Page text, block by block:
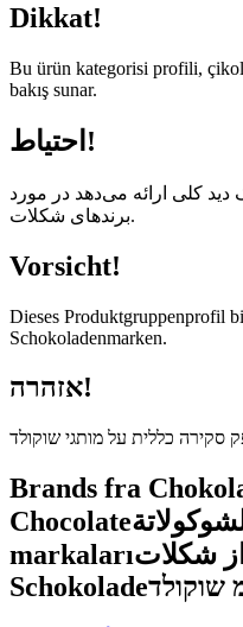
Dikkat!
Bu ürün kategorisi profili,
bakış sunar.
احتیاط!
کلی ارائه می‌دهد در مورد
برندهای شکلات.
Vorsicht!
Dieses Produktgruppenprofil
Schokoladenmarken.
אזהרה!
Brands fra
Chocolate
markalarıشکلات
Schokoladeשוקולד